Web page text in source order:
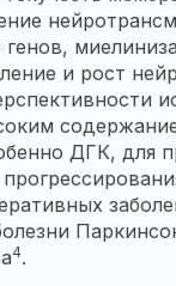
генов,
и рост
ДГК, для
4.